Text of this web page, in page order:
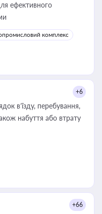
ефективного
комплекс
+6
в’їзду, перебування,
набуття або втрату
+66